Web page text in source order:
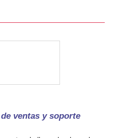
ventas y soporte